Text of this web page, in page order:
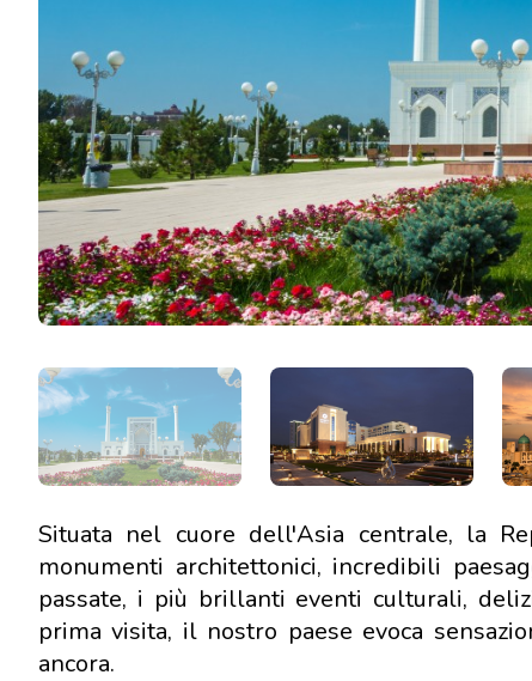
Situata nel cuore dell'Asia centrale, la
monumenti architettonici, incredibili
passate, i più brillanti eventi culturali,
prima visita, il nostro paese evoca
ancora.